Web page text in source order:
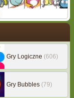
Gry Logiczne (606)
Gry Bubbles (79)